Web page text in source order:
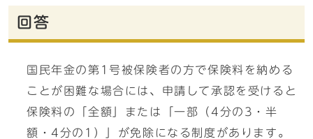
回答
国民年金の第1号被保険者の方で保険料を納める
ことが困難な場合には、申請して承認を受けると
保険料の「全額」または「一部（4分の3・半
額・4分の1）」が免除になる制度があります。